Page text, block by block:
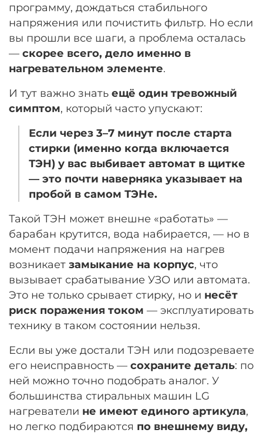
программу, дождаться стабильного
напряжения или почистить фильтр. Но если
вы прошли все шаги, а проблема осталась
— скорее всего, дело именно в
нагревательном элементе.
И тут важно знать ещё один тревожный
симптом, который часто упускают:
Если через 3–7 минут после старта
стирки (именно когда включается
ТЭН) у вас выбивает автомат в щитке
— это почти наверняка указывает на
пробой в самом ТЭНе.
Такой ТЭН может внешне «работать» —
барабан крутится, вода набирается, — но в
момент подачи напряжения на нагрев
возникает замыкание на корпус, что
вызывает срабатывание УЗО или автомата.
Это не только срывает стирку, но и несёт
риск поражения током — эксплуатировать
технику в таком состоянии нельзя.
Если вы уже достали ТЭН или подозреваете
его неисправность — сохраните деталь: по
ней можно точно подобрать аналог. У
большинства стиральных машин LG
нагреватели не имеют единого артикула,
но легко подбираются по внешнему виду,